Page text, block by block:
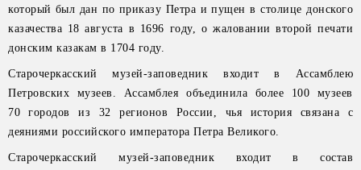
который был дан по приказу Петра и пущен в столице донского
казачества 18 августа в 1696 году, о жаловании второй печати
донским казакам в 1704 году.
Старочеркасский музей-заповедник входит в Ассамблею
Петровских музеев. Ассамблея объединила более 100 музеев
70 городов из 32 регионов России, чья история связана с
деяниями российского императора Петра Великого.
Старочеркасский музей-заповедник входит в состав